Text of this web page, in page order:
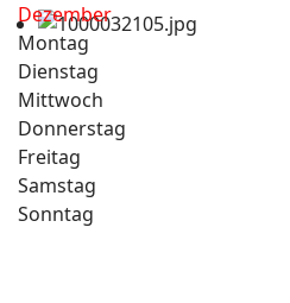
Dezember
Montag
Dienstag
Mittwoch
Donnerstag
Freitag
Samstag
Sonntag